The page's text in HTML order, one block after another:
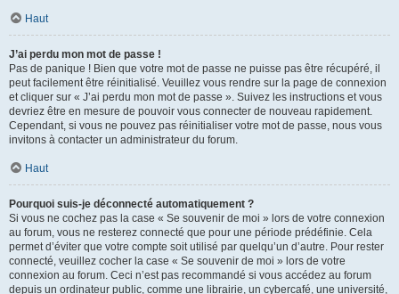
Haut
J’ai perdu mon mot de passe !
Pas de panique ! Bien que votre mot de passe ne puisse pas être récupéré, il
peut facilement être réinitialisé. Veuillez vous rendre sur la page de connexion
et cliquer sur « J’ai perdu mon mot de passe ». Suivez les instructions et vous
devriez être en mesure de pouvoir vous connecter de nouveau rapidement.
Cependant, si vous ne pouvez pas réinitialiser votre mot de passe, nous vous
invitons à contacter un administrateur du forum.
Haut
Pourquoi suis-je déconnecté automatiquement ?
Si vous ne cochez pas la case « Se souvenir de moi » lors de votre connexion
au forum, vous ne resterez connecté que pour une période prédéfinie. Cela
permet d’éviter que votre compte soit utilisé par quelqu’un d’autre. Pour rester
connecté, veuillez cocher la case « Se souvenir de moi » lors de votre
connexion au forum. Ceci n’est pas recommandé si vous accédez au forum
depuis un ordinateur public, comme une librairie, un cybercafé, une université,